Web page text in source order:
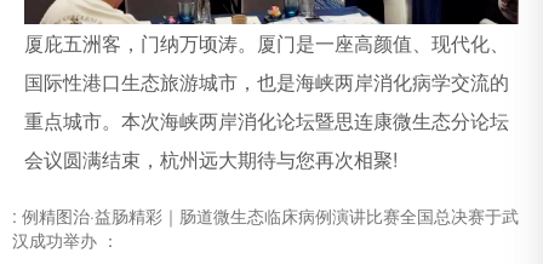
厦庇五洲客，门纳万顷涛。厦门是一座高颜值、现代化、
国际性港口生态旅游城市，也是海峡两岸消化病学交流的
重点城市。本次海峡两岸消化论坛暨思连康微生态分论坛
会议圆满结束，杭州远大期待与您再次相聚!
: 例精图治·益肠精彩｜肠道微生态临床病例演讲比赛全国总决赛于武
汉成功举办 ：